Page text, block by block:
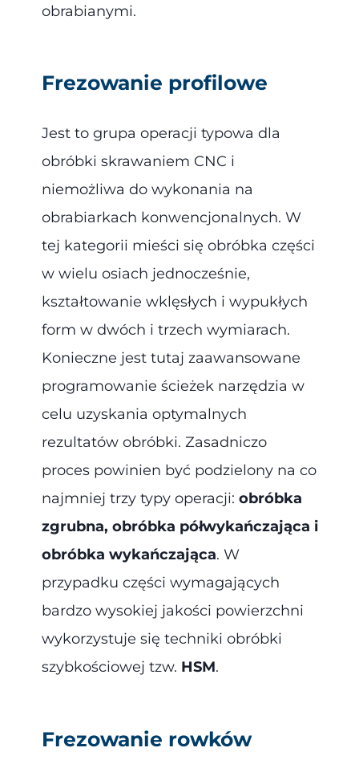
obrabianymi.
Frezowanie profilowe
Jest to grupa operacji typowa dla
obróbki skrawaniem CNC i
niemożliwa do wykonania na
obrabiarkach konwencjonalnych. W
tej kategorii mieści się obróbka części
w wielu osiach jednocześnie,
kształtowanie wklęsłych i wypukłych
form w dwóch i trzech wymiarach.
Konieczne jest tutaj zaawansowane
programowanie ścieżek narzędzia w
celu uzyskania optymalnych
rezultatów obróbki. Zasadniczo
proces powinien być podzielony na co
najmniej trzy typy operacji: obróbka
zgrubna, obróbka półwykańczająca i
obróbka wykańczająca. W
przypadku części wymagających
bardzo wysokiej jakości powierzchni
wykorzystuje się techniki obróbki
szybkościowej tzw. HSM.
Frezowanie rowków